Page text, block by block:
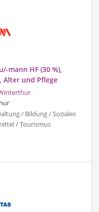
mann HF (30 %),
und Pflege
/ Bildung / Soziales
/ Tourismus